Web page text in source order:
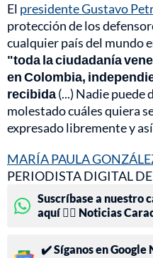
El presidente Gustavo
protección de los
cualquier país del mundo
"toda la ciudadanía
en Colombia,
recibida(...) Nadie puede
molestado cuáles quiera
expresado libremente y
MARÍA PAULA
PERIODISTA DIGITAL
Suscríbase a nuestro
aquí 👉🏻 Noticias
✔️ Síganos en Google